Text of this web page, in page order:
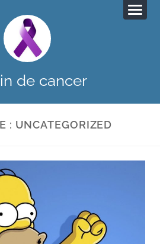
de cancer
: UNCATEGORIZED